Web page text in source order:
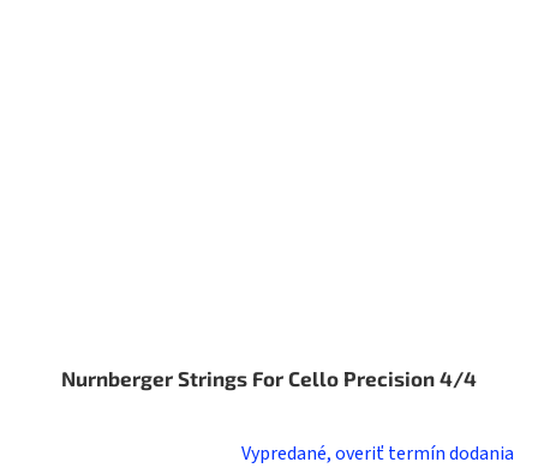
Nurnberger Strings For Cello Precision 4/4
Vypredané, overiť termín dodania